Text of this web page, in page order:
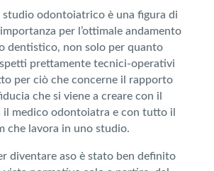
studio odontoiatrico è una figura di
per l’ottimale andamento
dentistico, non solo per quanto
prettamente tecnici-operativi
per ciò che concerne il rapporto
che si viene a creare con il
il medico odontoiatra e con tutto il
che lavora in uno studio.
diventare aso è stato ben definito